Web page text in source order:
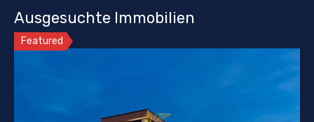
Ausgesuchte Immobilien
Featured